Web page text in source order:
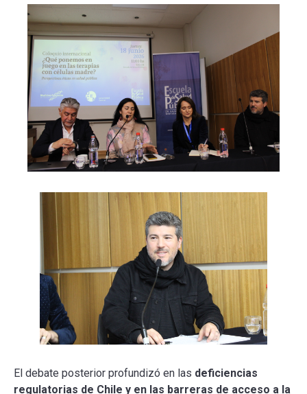
El debate posterior profundizó en las deficiencias
regulatorias de Chile y en las barreras de acceso a la